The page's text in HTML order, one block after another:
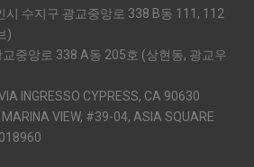
시 수지구 광교중앙로 338 B동 111, 112
)
중앙로 338 A동 205호 (상현동, 광교우
INGRESSO CYPRESS, CA 90630
VIEW, #39-04, ASIA SQUARE